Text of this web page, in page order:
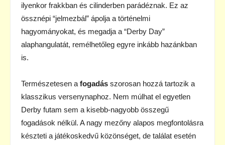
ilyenkor frakkban és cilinderben parádéznak. Ez az
össznépi “jelmezbál” ápolja a történelmi
hagyományokat, és megadja a “Derby Day”
alaphangulatát, remélhetőleg egyre inkább hazánkban
is.
Természetesen a fogadás szorosan hozzá tartozik a
klasszikus versenynaphoz. Nem múlhat el egyetlen
Derby futam sem a kisebb-nagyobb összegű
fogadások nélkül. A nagy mezőny alapos megfontolásra
készteti a játékoskedvű közönséget, de találat esetén